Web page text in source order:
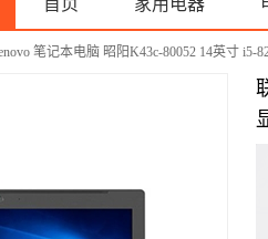
首页 家用电器
笔记本电脑 昭阳K43c-80052 14英寸 i5-